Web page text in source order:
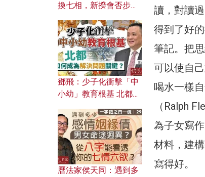
讀，對讀
得到了好
筆記。把
可以使自
喝水一樣
（Ralph
為子女寫
材料，建
寫得好。
換七相，新揆會否步前
濟為何仍然低迷？
鄧飛：少子化衝擊「中
小幼」教育根基 北都如
曆法家侯天同：遇到多